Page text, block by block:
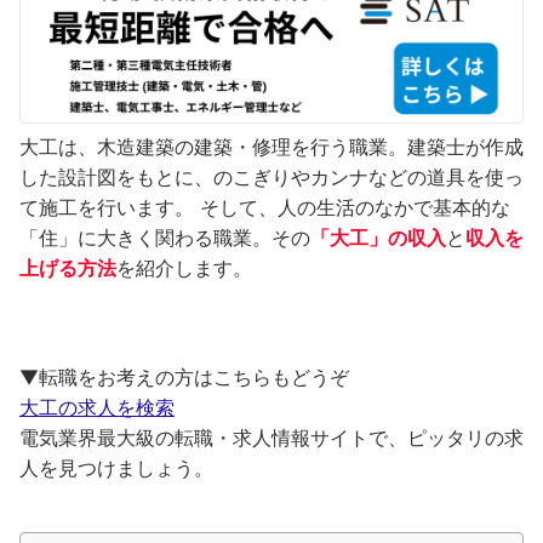
大工は、木造建築の建築・修理を行う職業。建築士が作成
した設計図をもとに、のこぎりやカンナなどの道具を使っ
て施工を行います。 そして、人の生活のなかで基本的な
「住」に大きく関わる職業。その 「大工」の収入 と 収入を
上げる方法を紹介します。
▼転職をお考えの方はこちらもどうぞ
大工の求人を検索
電気業界最大級の転職・求人情報サイトで、ピッタリの求
人を見つけましょう。